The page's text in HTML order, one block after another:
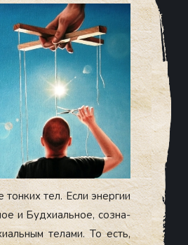
тел. Ес­ли энер­гии
и Буд­хи­аль­ное, соз­на­
те­лами. То есть,